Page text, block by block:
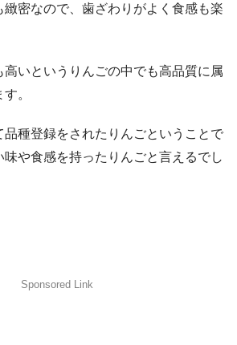
密なので、歯ざわりがよく食感も楽
高いというりんごの中でも高品質に属
。
品種登録をされたりんごということで
味や食感を持ったりんごと言えるでし
Sponsored Link